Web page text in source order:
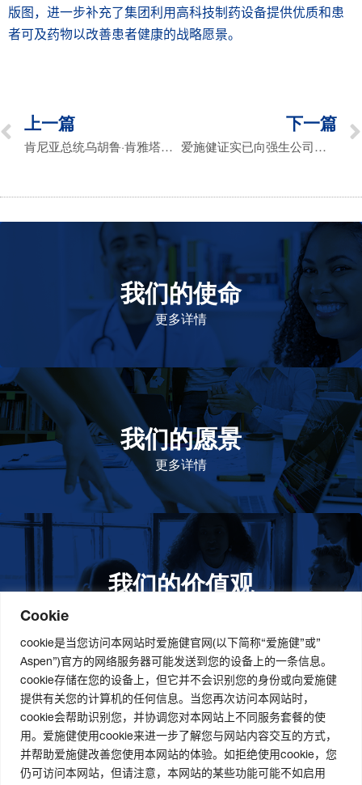
Cookie
cookie是当您访问本网站时爱施健官网(以下简称“爱施健”或”
Aspen”)官方的网络服务器可能发送到您的设备上的一条信息。
cookie存储在您的设备上，但它并不会识别您的身份或向爱施健
提供有关您的计算机的任何信息。当您再次访问本网站时，
cookie会帮助识别您，并协调您对本网站上不同服务套餐的使
用。爱施健使用cookie来进一步了解您与网站内容交互的方式，
并帮助爱施健改善您使用本网站的体验。如拒绝使用cookie，您
仍可访问本网站，但请注意，本网站的某些功能可能不如启用
版图，进一步补充了集团利用高科技制药设备提供优质和患
者可及药物以改善患者健康的战略愿景。
上一篇
肯尼亚总统乌胡鲁·肯雅塔视察爱施健GQEBERHA工厂
下一篇
爱施健证实已向强生公司交付面向南非供应的新冠疫苗
我们的使命
更多详情
致力于提高患者的生命健康和质量
我们的愿景
更多详情
作为一个负责任的企业公民，在全球提高优质和患者可
及的药物，传递我们的价值。
我们的价值观
我们的价值观是爱施健存立和发展的基石。集团上下以
此为指引，为实现集团目标而共同奋斗。
关于我们
爱施健集团概况
爱施健中国概况
爱施健商业网络
社会责任
道德与合规管理
社会经济发展项目
曼德拉国际日
职业发展
爱施健中国职业发展
爱施健中国岗位招聘